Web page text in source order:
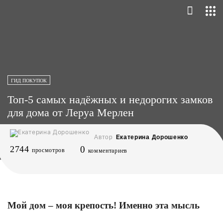
ГИД ПОКУПОК
Топ-5 самых надёжных и недорогих замков
для дома от Леруа Мерлен
Автор Екатерина Дорошенко
2744 просмотров 0 комментариев
Мой дом – моя крепость! Именно эта мысль